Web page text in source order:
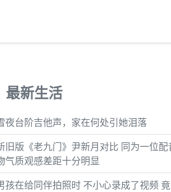
最新生活
夜台阶吉他声，家在何处引她泪落
旧版《老九门》尹新月对比 同为一位配
气质观感差距十分明显
孩在给同伴拍照时 不小心录成了视频